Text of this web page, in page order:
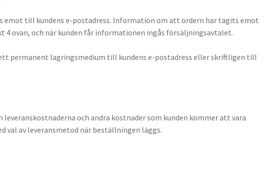
emot till kundens e-postadress. Information om att ordern har tagits emot
ovan, och när kunden får informationen ingås försäljningsavtalet.
permanent lagringsmedium till kundens e-postadress eller skriftligen till
och andra kostnader som kunden kommer att vara
val av leveransmetod när beställningen läggs.